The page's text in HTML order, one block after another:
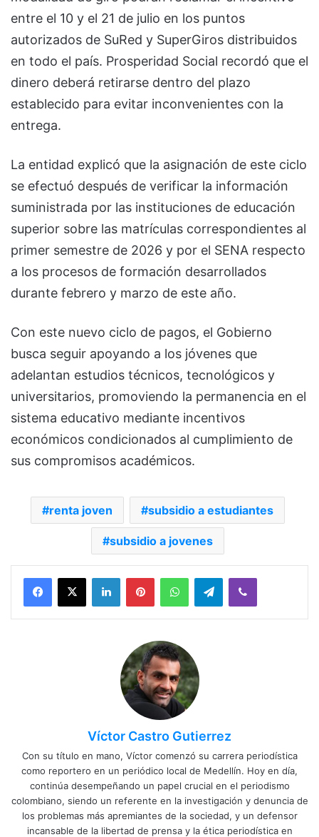
entre el 10 y el 21 de julio en los puntos
autorizados de SuRed y SuperGiros distribuidos
en todo el país. Prosperidad Social recordó que el
dinero deberá retirarse dentro del plazo
establecido para evitar inconvenientes con la
entrega.
La entidad explicó que la asignación de este ciclo
se efectuó después de verificar la información
suministrada por las instituciones de educación
superior sobre las matrículas correspondientes al
primer semestre de 2026 y por el SENA respecto
a los procesos de formación desarrollados
durante febrero y marzo de este año.
Con este nuevo ciclo de pagos, el Gobierno
busca seguir apoyando a los jóvenes que
adelantan estudios técnicos, tecnológicos y
universitarios, promoviendo la permanencia en el
sistema educativo mediante incentivos
económicos condicionados al cumplimiento de
sus compromisos académicos.
renta joven subsidio a estudiantes
subsidio a jovenes
Facebook
X LinkedInPinterestWhatsAppTelegramViber
Víctor Castro Gutierrez
Con su título en mano, Víctor comenzó su carrera periodística
como reportero en un periódico local de Medellín. Hoy en día,
continúa desempeñando un papel crucial en el periodismo
colombiano, siendo un referente en la investigación y denuncia de
los problemas más apremiantes de la sociedad, y un defensor
incansable de la libertad de prensa y la ética periodística en